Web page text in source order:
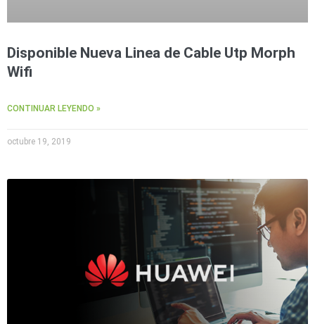
Disponible Nueva Linea de Cable Utp Morph
Wifi
CONTINUAR LEYENDO »
octubre 19, 2019